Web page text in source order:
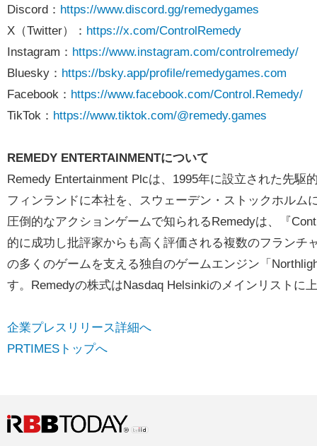
Discord： https://www.discord.gg/remedygames
X（Twitter）： https://x.com/ControlRemedy
Instagram： https://www.instagram.com/controlremedy/
Bluesky： https://bsky.app/profile/remedygames.com
Facebook： https://www.facebook.com/Control.Remedy/
TikTok： https://www.tiktok.com/@remedy.games
REMEDY ENTERTAINMENTについて
Remedy Entertainment Plcは、1995年に設立された先
フィンランドに本社を、スウェーデン・ストックホル
圧倒的なアクションゲームで知られるRemedyは、『
的に成功し批評家からも高く評価される複数のフランチ
の多くのゲームを支える独自のゲームエンジン「
す。Remedyの株式はNasdaq Helsinkiのメインリストに
企業プレスリリース詳細へ
PRTIMESトップへ